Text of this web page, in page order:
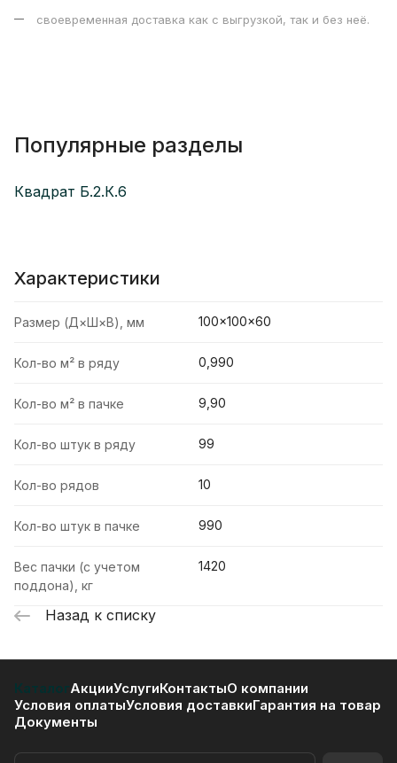
своевременная доставка как с выгрузкой, так и без неё.
Популярные разделы
Квадрат Б.2.К.6
Характеристики
Размер (Д×Ш×В), мм 100×100×60
Кол-во м² в ряду 0,990
Кол-во м² в пачке 9,90
Кол-во штук в ряду 99
Кол-во рядов 10
Кол-во штук в пачке 990
Вес пачки (с учетом
поддона), кг
1420
Назад к списку
КаталогАкцииУслугиКонтактыО компании
Условия оплатыУсловия доставкиГарантия на товар
Документы